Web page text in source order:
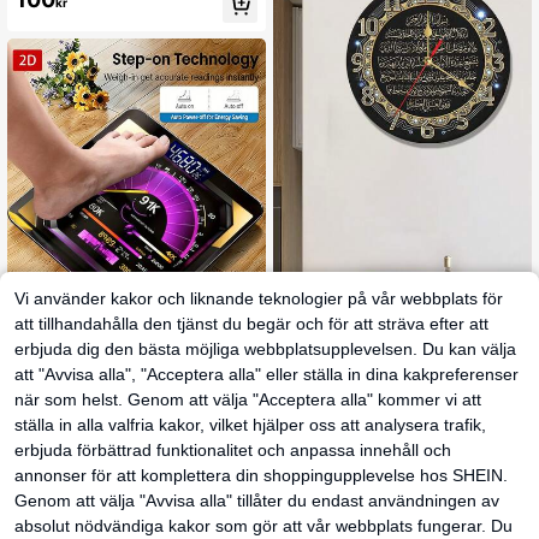
erifri, väggmonterad och för skrivbo
are för temperatur och luftfuktighet
för hem/lager/växthus/laboratorium
Digital kroppsvikt med step-on-tek
nik, tjock härdat glas LED-badrums
våg, temperaturdetektering, digital
våg, viktminskningvåg som present
223 kr
1 st väggklocka i trä | Lyxig svart oc
h gulddékor för vardagsrum, arbetsr
um och sovrum | 25/30 cm (batterie
r ingår ej)
129kr
Vi använder kakor och liknande teknologier på vår webbplats för
att tillhandahålla den tjänst du begär och för att sträva efter att
erbjuda dig den bästa möjliga webbplatsupplevelsen. Du kan välja
att "Avvisa alla", "Acceptera alla" eller ställa in dina kakpreferenser
när som helst. Genom att välja "Acceptera alla" kommer vi att
ställa in alla valfria kakor, vilket hjälper oss att analysera trafik,
erbjuda förbättrad funktionalitet och anpassa innehåll och
annonser för att komplettera din shoppingupplevelse hos SHEIN.
Genom att välja "Avvisa alla" tillåter du endast användningen av
absolut nödvändiga kakor som gör att vår webbplats fungerar. Du